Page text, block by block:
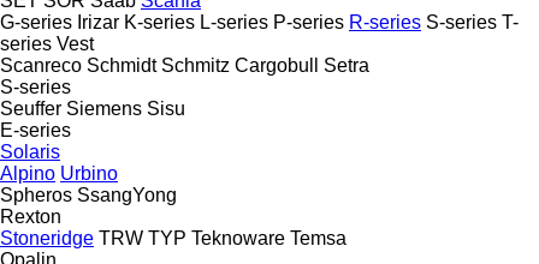
G-series Irizar K-series L-series P-series R-series S-series T-
series Vest
Scanreco Schmidt Schmitz Cargobull
Setra
S-series
Seuffer Siemens Sisu
E-series
Solaris
Alpino Urbino
Spheros SsangYong
Rexton
Stoneridge TRW TYP Teknoware Temsa
Opalin